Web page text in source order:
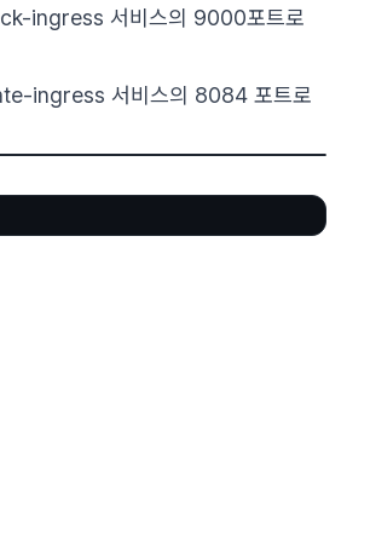
ingress 서비스의 9000포트로
ingress 서비스의 8084 포트로